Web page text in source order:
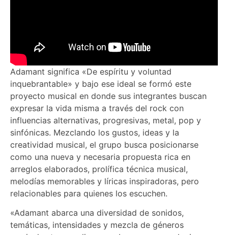
Adamant significa «De espíritu y voluntad
inquebrantable» y bajo ese ideal se formó este
proyecto musical en donde sus integrantes buscan
expresar la vida misma a través del rock con
influencias alternativas, progresivas, metal, pop y
sinfónicas. Mezclando los gustos, ideas y la
creatividad musical, el grupo busca posicionarse
como una nueva y necesaria propuesta rica en
arreglos elaborados, prolífica técnica musical,
melodías memorables y líricas inspiradoras, pero
relacionables para quienes los escuchen.
«Adamant abarca una diversidad de sonidos,
temáticas, intensidades y mezcla de géneros